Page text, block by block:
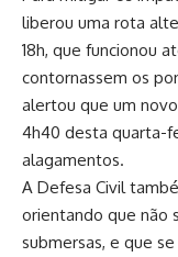
liberou uma rota
18h, que funcionou
contornassem os
alertou que um
4h40 desta quarta-
alagamentos.
A Defesa Civil
orientando que não
submersas, e que